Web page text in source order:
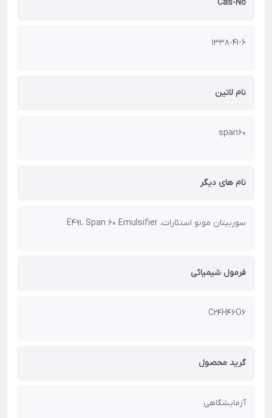
Cas-No
1338-41-6
نام لاتین
span60
نام های دیگر
سوربیتان مونو استئارات، E491، Span 60 Emulsifier
فرمول شیمیائی
C24H46O6
گرید محصول
آزمایشگاهی